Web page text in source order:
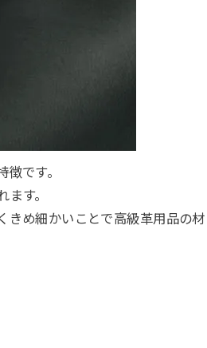
です。
す。
きめ細かいことで高級革用品の材